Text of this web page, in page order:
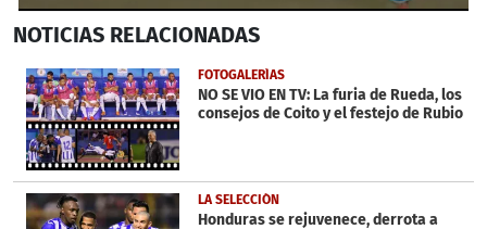
seconds
57
seconds
NOTICIAS RELACIONADAS
FOTOGALERÍAS
NO SE VIO EN TV: La furia de Rueda, los
consejos de Coito y el festejo de Rubio
LA SELECCIÓN
Honduras se rejuvenece, derrota a